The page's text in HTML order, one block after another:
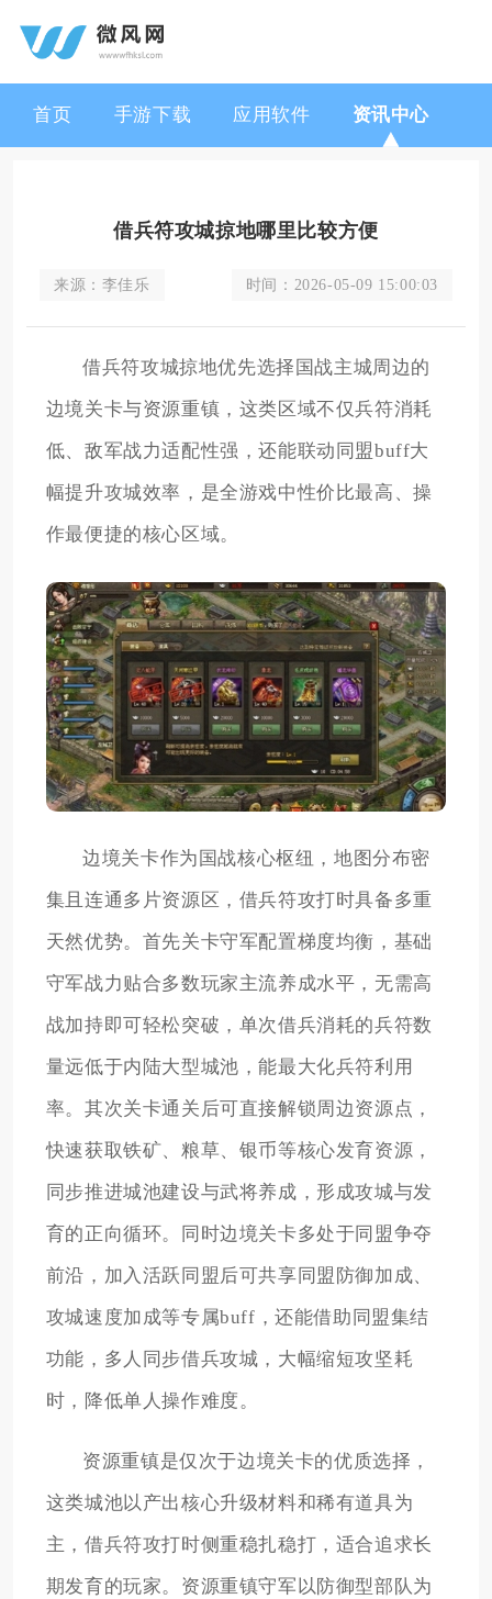
首页 手游下载 应用软件 资讯中心
借兵符攻城掠地哪里比较方便
来源： 李佳乐 时间： 2026-05-09 15:00:03
借兵符攻城掠地优先选择国战主城周边的
边境关卡与资源重镇，这类区域不仅兵符消耗
低、敌军战力适配性强，还能联动同盟buff大
幅提升攻城效率，是全游戏中性价比最高、操
作最便捷的核心区域。
边境关卡作为国战核心枢纽，地图分布密
集且连通多片资源区，借兵符攻打时具备多重
天然优势。首先关卡守军配置梯度均衡，基础
守军战力贴合多数玩家主流养成水平，无需高
战加持即可轻松突破，单次借兵消耗的兵符数
量远低于内陆大型城池，能最大化兵符利用
率。其次关卡通关后可直接解锁周边资源点，
快速获取铁矿、粮草、银币等核心发育资源，
同步推进城池建设与武将养成，形成攻城与发
育的正向循环。同时边境关卡多处于同盟争夺
前沿，加入活跃同盟后可共享同盟防御加成、
攻城速度加成等专属buff，还能借助同盟集结
功能，多人同步借兵攻城，大幅缩短攻坚耗
时，降低单人操作难度。
资源重镇是仅次于边境关卡的优质选择，
这类城池以产出核心升级材料和稀有道具为
主，借兵符攻打时侧重稳扎稳打，适合追求长
期发育的玩家。资源重镇守军以防御型部队为